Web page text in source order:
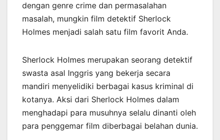
dengan genre crime dan permasalahan
masalah, mungkin film detektif Sherlock
Holmes menjadi salah satu film favorit Anda.
Sherlock Holmes merupakan seorang detektif
swasta asal Inggris yang bekerja secara
mandiri menyelidiki berbagai kasus kriminal di
kotanya. Aksi dari Sherlock Holmes dalam
menghadapi para musuhnya selalu dinanti oleh
para penggemar film diberbagai belahan dunia.